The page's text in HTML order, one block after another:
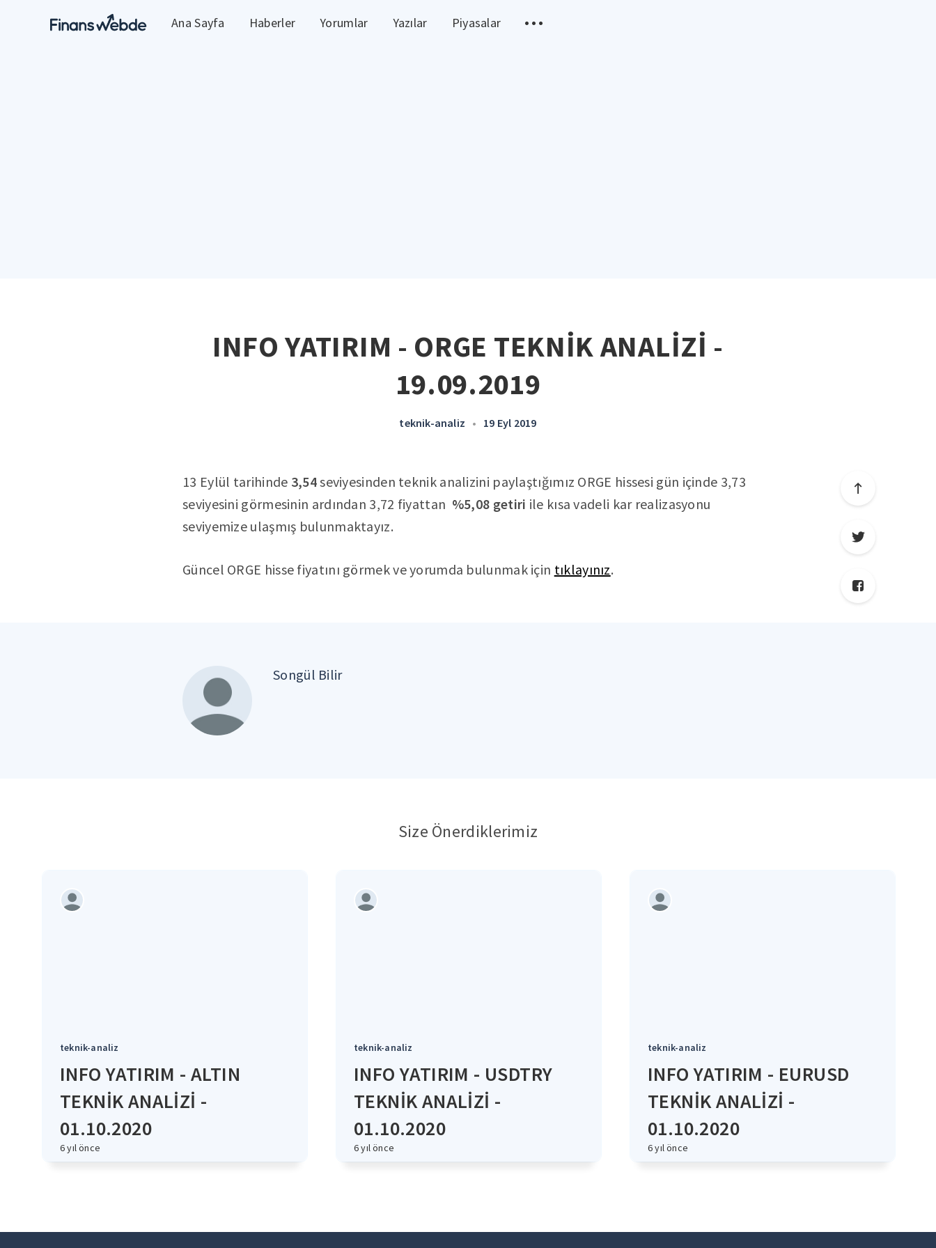
Ana Sayfa Haberler Yorumlar Yazılar Piyasalar
INFO YATIRIM - ORGE TEKNİK ANALİZİ -
19.09.2019
teknik-analiz • 19 Eyl 2019
13 Eylül tarihinde 3,54seviyesinden teknik analizini paylaştığımız ORGE hissesi gün içinde 3,73
seviyesini görmesinin ardından 3,72 fiyattan %5,08 getiri ile kısa vadeli kar realizasyonu
seviyemize ulaşmış bulunmaktayız.
Güncel ORGE hisse fiyatını görmek ve yorumda bulunmak için tıklayınız.
Songül Bilir
Size Önerdiklerimiz
teknik-analiz
INFO YATIRIM - ALTIN
TEKNİK ANALİZİ -
01.10.2020
6 yıl önce
teknik-analiz
INFO YATIRIM - USDTRY
TEKNİK ANALİZİ -
01.10.2020
6 yıl önce
teknik-analiz
INFO YATIRIM - EURUSD
TEKNİK ANALİZİ -
01.10.2020
6 yıl önce